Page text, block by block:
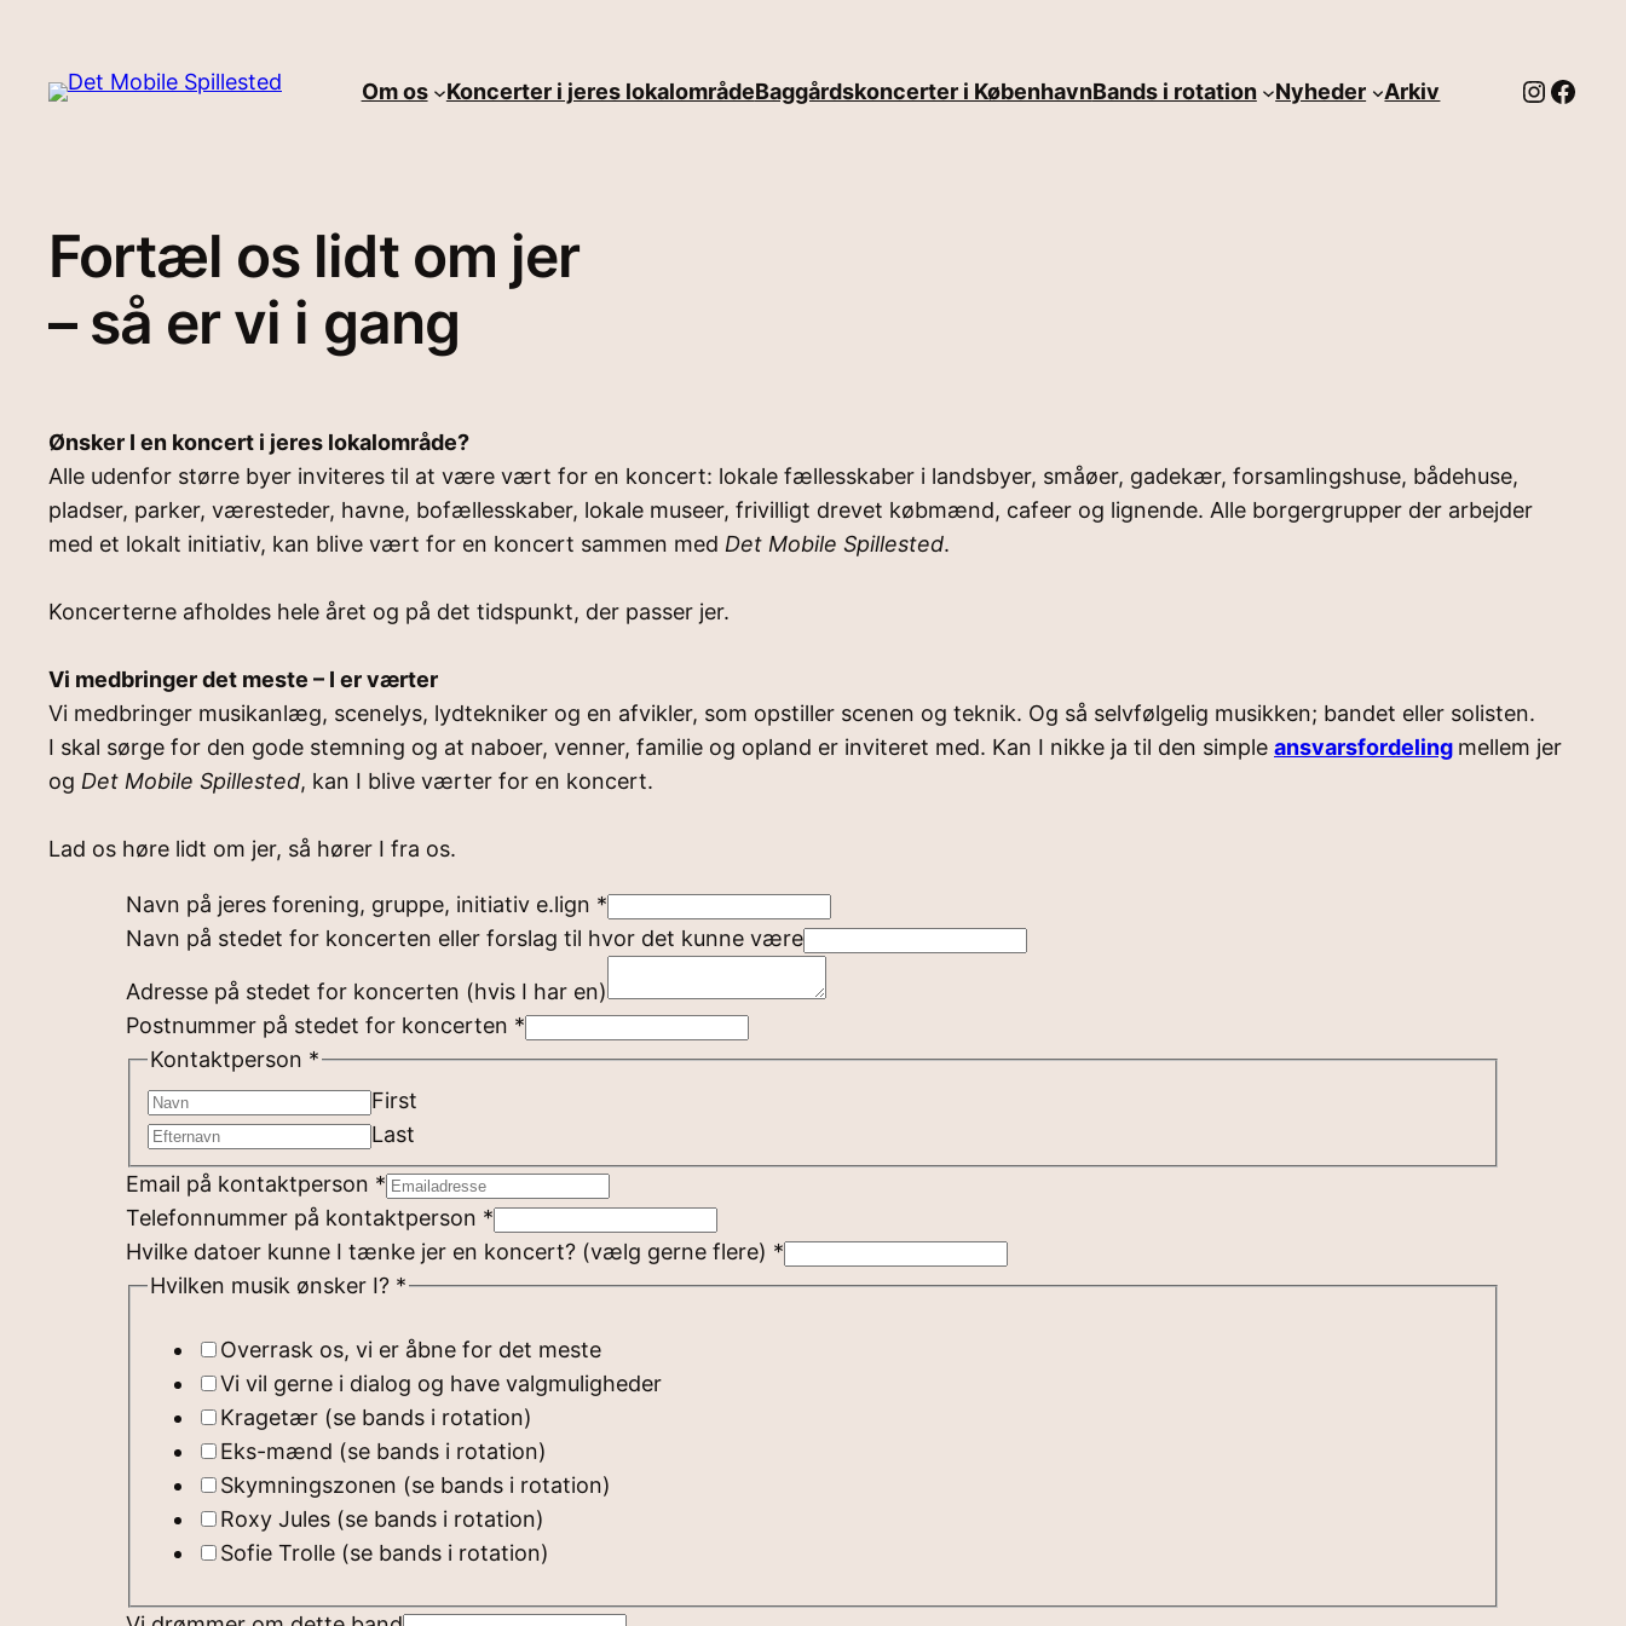
content
Om os Koncerter i jeres lokalområdeBaggårdskoncerter i KøbenhavnBands i rotation Nyheder Arkiv
Fortæl os lidt om jer
– så er vi i gang
Ønsker I en koncert i jeres lokalområde?
Alle udenfor større byer inviteres til at være vært for en koncert: lokale fællesskaber i landsbyer, småøer, gadekær, forsamlingshuse, bådehuse,
pladser, parker, væresteder, havne, bofællesskaber, lokale museer, frivilligt drevet købmænd, cafeer og lignende. Alle borgergrupper der arbejder
med et lokalt initiativ, kan blive vært for en koncert sammen med Det Mobile Spillested.
Koncerterne afholdes hele året og på det tidspunkt, der passer jer.
Vi medbringer det meste – I er værter
Vi medbringer musikanlæg, scenelys, lydtekniker og en afvikler, som opstiller scenen og teknik. Og så selvfølgelig musikken; bandet eller solisten.
I skal sørge for den gode stemning og at naboer, venner, familie og opland er inviteret med. Kan I nikke ja til den simple ansvarsfordeling mellem jer
og Det Mobile Spillested, kan I blive værter for en koncert.
Lad os høre lidt om jer, så hører I fra os.
Navn på jeres forening, gruppe, initiativ e.lign *
Navn på stedet for koncerten eller forslag til hvor det kunne være
Adresse på stedet for koncerten (hvis I har en)
Postnummer på stedet for koncerten *
Kontaktperson *
First
Last
Email på kontaktperson *
Telefonnummer på kontaktperson *
e
l
Hvilke datoer kunne I tænke jer en koncert? (vælg gerne flere) *
Hvilken musik ønsker I? *
Overrask os, vi er åbne for det meste
Vi vil gerne i dialog og have valgmuligheder
Kragetær (se bands i rotation)
Eks-mænd (se bands i rotation)
Skymningszonen (se bands i rotation)
Roxy Jules (se bands i rotation)
Sofie Trolle (se bands i rotation)